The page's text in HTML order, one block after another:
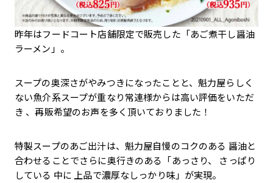
昨年はフードコート店舗限定で販売した「あご煮干し醤油
ラーメン」。
スープの奥深さがやみつきになったことと、魁力屋らしく
ない魚介系スープが重なり常連様からは高い評価をいただ
き 、再販希望のお声を多く頂いておりました！
特製スープのあご出汁は、魁力屋自慢のコクのある 醤油と
合わせることでさらに奥行きのある「あっさり、 さっぱり
している 中に 上品で濃厚なしっかり味」が実現。